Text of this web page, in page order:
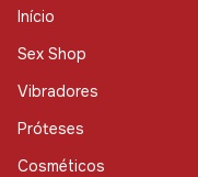
Início
Sex Shop
Vibradores
Próteses
Cosméticos